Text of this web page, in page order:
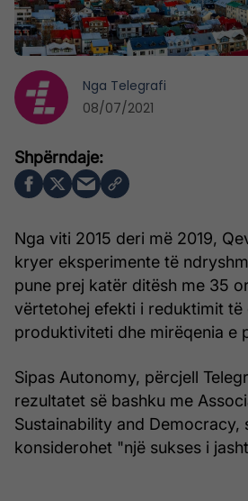
Nga viti 2015 deri më 2019,
kryer eksperimente të
pune prej katër ditësh me 35
vërtetohej efekti i reduktimit të
produktiviteti dhe mirëqenia e
Sipas Autonomy, përcjell
rezultatet së bashku me
Sustainability and Democracy,
konsiderohet "një sukses i
Nga Telegrafi
08/07/2021